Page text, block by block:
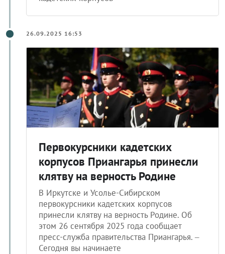
26.09.2025 16:53
Первокурсники кадетских
корпусов Приангарья принесли
клятву на верность Родине
В Иркутске и Усолье-Сибирском
первокурсники кадетских корпусов
принесли клятву на верность Родине. Об
этом 26 сентября 2025 года сообщает
пресс-служба правительства Приангарья. –
Сегодня вы начинаете